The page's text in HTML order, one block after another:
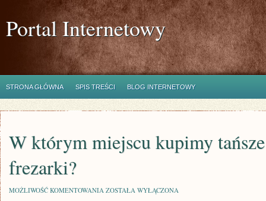
Portal Internetowy
STRONA GŁÓWNA SPIS TREŚCI BLOG INTERNETOWY
W którym miejscu kupimy
frezarki?
MOŻLIWOŚĆ KOMENTOWANIA W
ZOSTAŁA WYŁĄCZONA